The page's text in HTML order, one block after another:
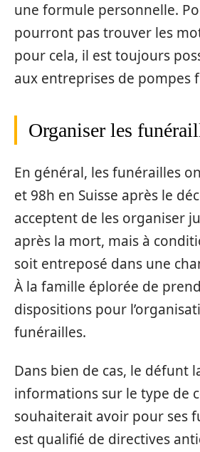
une formule personnelle.
pourront pas trouver les
pour cela, il est toujours
aux entreprises de pompes
Organiser les
En général, les funérailles
et 98h en Suisse après le
acceptent de les organiser
après la mort, mais à
soit entreposé dans une
À la famille éplorée de
dispositions pour
funérailles.
Dans bien de cas, le défunt
informations sur le type de
souhaiterait avoir pour ses
est qualifié de directives